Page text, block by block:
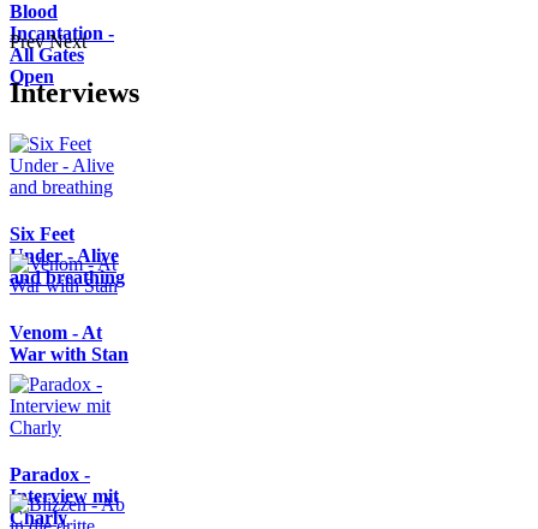
Blood
Incantation -
All Gates
Open
Prev Next
Interviews
Six Feet
Under - Alive
and breathing
Venom - At
War with Stan
Paradox -
Interview mit
Charly